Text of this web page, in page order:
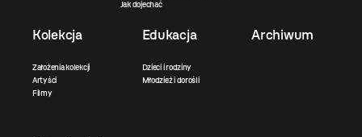
Jak dojechać
Kolekcja
Założenia kolekcji
Artyści
Filmy
Edukacja
Dzieci i rodziny
Młodzież i dorośli
Archiwum